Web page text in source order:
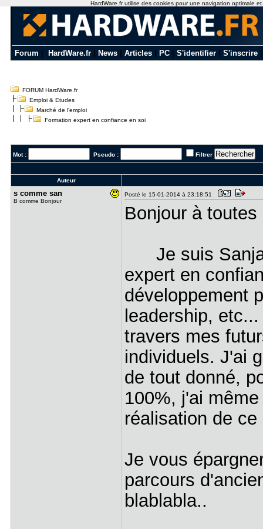
Forum HardWare.fr News Articles PC S'identifier S'inscrire
FORUM HardWare.fr
Emploi & Etudes
Marché de l'emploi
Formation expert en confiance en soi
Mot : Pseudo : Filtrer
Auteur
s comme sa​n
B comme Bonjour
Posté le 15-01-2014 à 23:18:51
Bonjour à
Je suis
expert en
développement
leadership,
travers mes
individuels. J'ai
de tout donné,
100%, j'ai
réalisation de ce
Je vous
parcours
blablabla..
HardWare.fr utilise des cookies pour une navigation optimale